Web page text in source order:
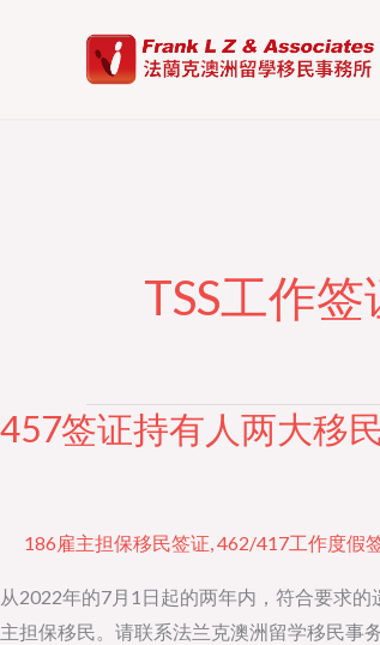
TSS工作签
457签证持有人两大移
186雇主担保移民签证,462/417工作度假
从2022年的7月1日起的两年内，符合要求
主担保移民。请联系法兰克澳洲留学移民事
457
人
两